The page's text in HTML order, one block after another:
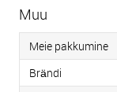
Muu
Meie pakkumine
Brändi